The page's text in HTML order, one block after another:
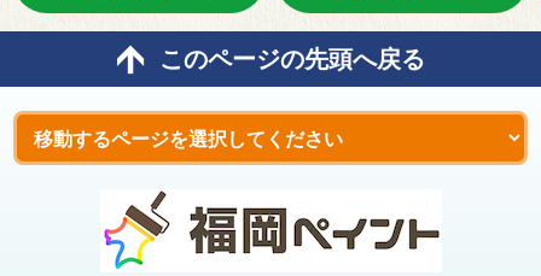
このページの先頭へ戻る